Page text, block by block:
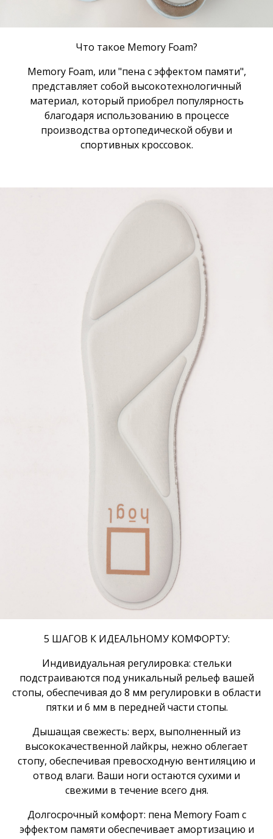
Что такое Memory Foam?
Memory Foam, или "пена с эффектом памяти",
представляет собой высокотехнологичный
материал, который приобрел популярность
благодаря использованию в процессе
производства ортопедической обуви и
спортивных кроссовок.
5 ШАГОВ К ИДЕАЛЬНОМУ КОМФОРТУ:
Индивидуальная регулировка: стельки
подстраиваются под уникальный рельеф вашей
стопы, обеспечивая до 8 мм регулировки в области
пятки и 6 мм в передней части стопы.
Дышащая свежесть: верх, выполненный из
высококачественной лайкры, нежно облегает
стопу, обеспечивая превосходную вентиляцию и
отвод влаги. Ваши ноги остаются сухими и
свежими в течение всего дня.
Долгосрочный комфорт: пена Memory Foam с
эффектом памяти обеспечивает амортизацию и